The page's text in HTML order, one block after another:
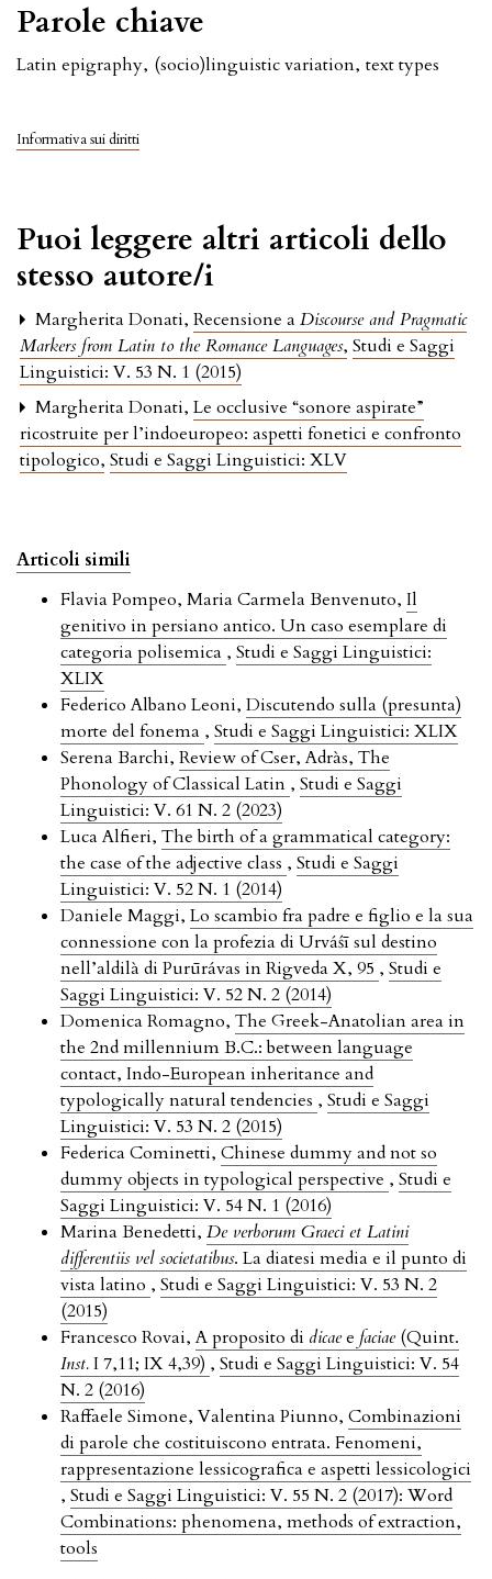
Parole chiave
Latin epigraphy, (socio)linguistic variation, text types
Informativa sui diritti
Puoi leggere altri articoli dello
stesso autore/i
Margherita Donati, Recensione a Discourse and Pragmatic
Markers from Latin to the Romance Languages, Studi e Saggi
Linguistici: V. 53 N. 1 (2015)
Margherita Donati, Le occlusive “sonore aspirate”
ricostruite per l’indoeuropeo: aspetti fonetici e confronto
tipologico, Studi e Saggi Linguistici: XLV
Articoli simili
Flavia Pompeo, Maria Carmela Benvenuto, Il
genitivo in persiano antico. Un caso esemplare di
categoria polisemica , Studi e Saggi Linguistici:
XLIX
Federico Albano Leoni, Discutendo sulla (presunta)
morte del fonema , Studi e Saggi Linguistici: XLIX
Serena Barchi, Review of Cser, Adràs, The
Phonology of Classical Latin , Studi e Saggi
Linguistici: V. 61 N. 2 (2023)
Luca Alfieri, The birth of a grammatical category:
the case of the adjective class , Studi e Saggi
Linguistici: V. 52 N. 1 (2014)
Daniele Maggi, Lo scambio fra padre e figlio e la sua
connessione con la profezia di Urváśī sul destino
nell’aldilà di Purūrávas in Rigveda X, 95 , Studi e
Saggi Linguistici: V. 52 N. 2 (2014)
Domenica Romagno, The Greek-Anatolian area in
the 2nd millennium B.C.: between language
contact, Indo-European inheritance and
typologically natural tendencies , Studi e Saggi
Linguistici: V. 53 N. 2 (2015)
Federica Cominetti, Chinese dummy and not so
dummy objects in typological perspective , Studi e
Saggi Linguistici: V. 54 N. 1 (2016)
Marina Benedetti, De verborum Graeci et Latini
differentiis vel societatibus. La diatesi media e il punto di
vista latino , Studi e Saggi Linguistici: V. 53 N. 2
(2015)
Francesco Rovai,A proposito di dicaee faciae(Quint.
Inst.I 7,11; IX 4,39) , Studi e Saggi Linguistici: V. 54
N. 2 (2016)
Raffaele Simone, Valentina Piunno, Combinazioni
di parole che costituiscono entrata. Fenomeni,
rappresentazione lessicografica e aspetti lessicologici
, Studi e Saggi Linguistici: V. 55 N. 2 (2017): Word
Combinations: phenomena, methods of extraction,
tools